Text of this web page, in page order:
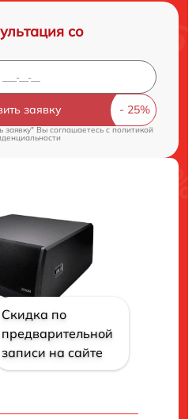
со
заявку
Вы соглашаетесь c политикой
Скидка по
предварительной
записи на сайте